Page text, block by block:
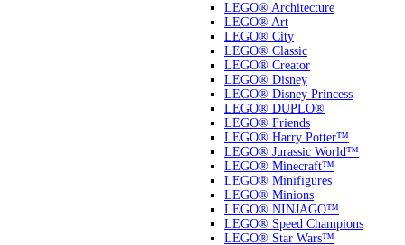
LEGO® Architecture
LEGO® Art
LEGO® City
LEGO® Classic
LEGO® Creator
LEGO® Disney
LEGO® Disney Princess
LEGO® DUPLO®
LEGO® Friends
LEGO® Harry Potter™
LEGO® Jurassic World™
LEGO® Minecraft™
LEGO® Minifigures
LEGO® Minions
LEGO® NINJAGO™
LEGO® Speed Champions
LEGO® Star Wars™